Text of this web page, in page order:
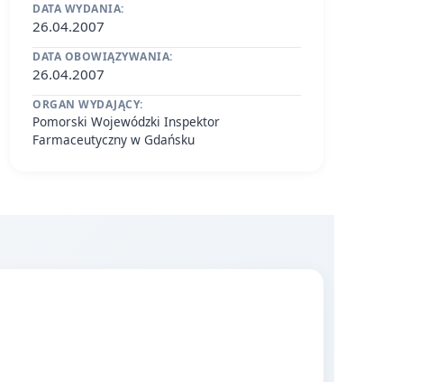
DATA WYDANIA:
26.04.2007
DATA OBOWIĄZYWANIA:
26.04.2007
ORGAN WYDAJĄCY:
Pomorski Wojewódzki Inspektor
Farmaceutyczny w Gdańsku